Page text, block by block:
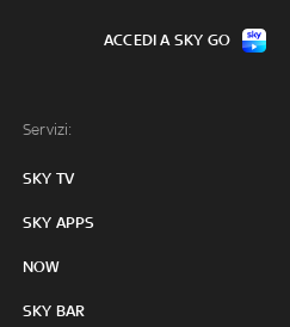
Servizi:
SKY TV
SKY APPS
NOW
SKY BAR
ACCEDI A SKY GO